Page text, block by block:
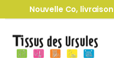
Nouvelle Co,